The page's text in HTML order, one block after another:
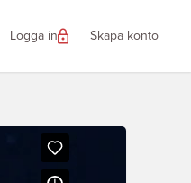
Logga in Skapa konto